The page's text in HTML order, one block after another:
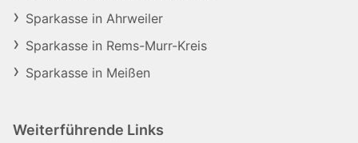
Sparkasse in Ahrweiler
Sparkasse in Rems-Murr-Kreis
Sparkasse in Meißen
Weiterführende Links